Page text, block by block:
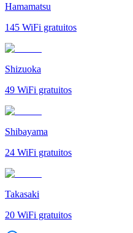
Hamamatsu
145 WiFi gratuitos
Shizuoka
49 WiFi gratuitos
Shibayama
24 WiFi gratuitos
Takasaki
20 WiFi gratuitos